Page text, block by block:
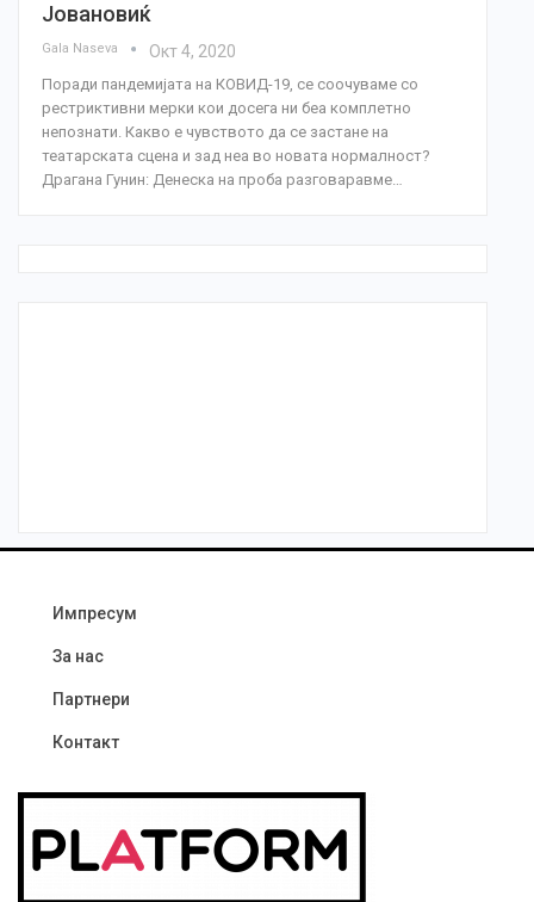
Јовановиќ
Gala Naseva Окт 4, 2020
Поради пандемијата на КОВИД-19, се соочуваме со
рестриктивни мерки кои досега ни беа комплетно
непознати. Какво е чувството да се застане на
театарската сцена и зад неа во новата нормалност?
Драгана Гунин: Денеска на проба разговаравме…
Импресум
За нас
Партнери
Контакт